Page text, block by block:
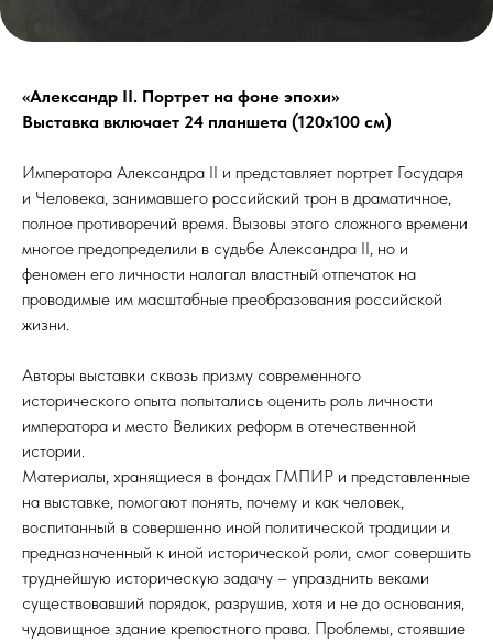
«Александр II. Портрет на фоне эпохи»
Выставка включает 24 планшета (120х100 см)
Императора Александра II и представляет портрет Государя
и Человека, занимавшего российский трон в драматичное,
полное противоречий время. Вызовы этого сложного времени
многое предопределили в судьбе Александра II, но и
феномен его личности налагал властный отпечаток на
проводимые им масштабные преобразования российской
жизни.
Авторы выставки сквозь призму современного
исторического опыта попытались оценить роль личности
императора и место Великих реформ в отечественной
истории.
Материалы, хранящиеся в фондах ГМПИР и представленные
на выставке, помогают понять, почему и как человек,
воспитанный в совершенно иной политической традиции и
предназначенный к иной исторической роли, смог совершить
труднейшую историческую задачу – упразднить веками
существовавший порядок, разрушив, хотя и не до основания,
чудовищное здание крепостного права. Проблемы, стоявшие